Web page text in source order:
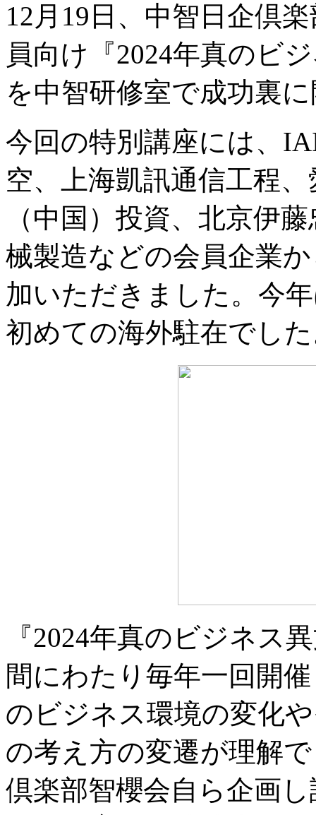
12月19日、中智日企倶
員向け『2024年真のビ
を中智研修室で成功裏
今回の特別講座には、
空、上海凱訊通信工程
（中国）投資、北京伊
械製造などの会員企業
加いただきました。今
初めての海外駐在でし
『2024年真のビジネス
間にわたり毎年一回開
のビジネス環境の変化
の考え方の変遷が理解
倶楽部智櫻会自ら企画